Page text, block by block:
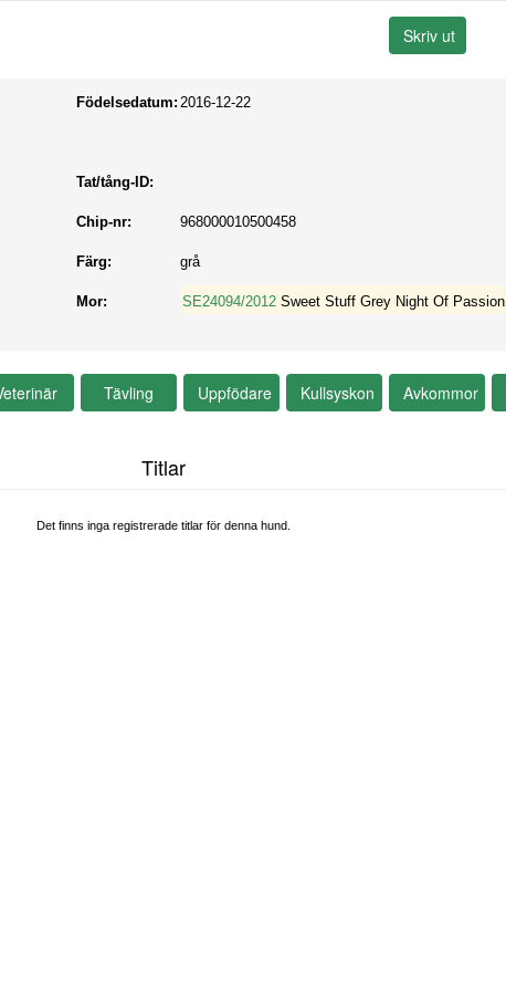
Födelsedatum: 2016-12-22
Tat/tång-ID:
Chip-nr: 968000010500458
Färg: grå
Mor: SE24094/2012 Sweet Stuff Grey Night Of Passion
Titlar
Det finns inga registrerade titlar för denna hund.